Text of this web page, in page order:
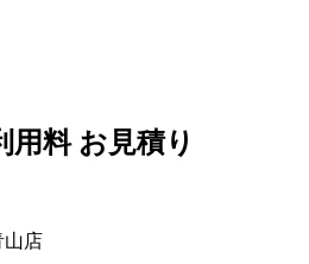
用料 お見積り
山店